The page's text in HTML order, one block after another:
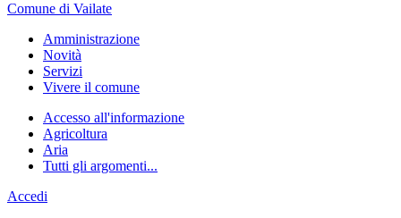
Comune di Vailate
Amministrazione
Novità
Servizi
Vivere il comune
Accesso all'informazione
Agricoltura
Aria
Tutti gli argomenti...
Accedi